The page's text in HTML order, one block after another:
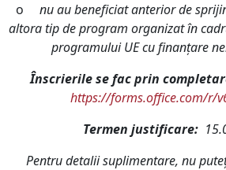
o nu au beneficiat anterior de
altora tip de program organizat în
programului UE cu finanțare
Înscrierile se fac prin
https://forms.office.com/r/
Termen justificare:
Pentru detalii suplimentare, nu